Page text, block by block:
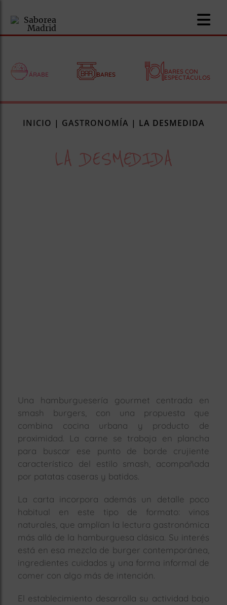
ÁRABE BARES
BARES CON
ESPECTÁCULOS
INICIO | GASTRONOMÍA | LA DESMEDIDA
LA DESMEDIDA
Una hamburguesería gourmet centrada en
smash burgers, con una propuesta que
combina cocina urbana y producto de
proximidad. La carne se trabaja en plancha
para buscar ese punto de borde crujiente
característico del estilo smash, acompañada
por patatas caseras y batidos.
La carta incorpora además un detalle poco
habitual en este tipo de formato: vinos
naturales, que amplían la lectura gastronómica
más allá de la hamburguesa clásica. Su interés
está en esa mezcla de burger contemporánea,
ingredientes cuidados y una forma informal de
comer con algo más de intención.
El establecimiento desarrolla su actividad bajo